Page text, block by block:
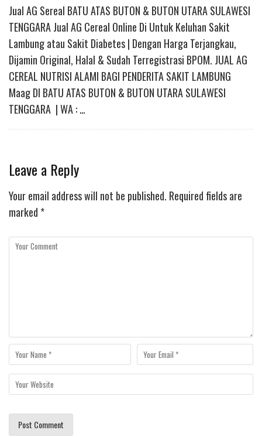
Jual AG Sereal BATU ATAS BUTON & BUTON UTARA SULAWESI
TENGGARA Jual AG Cereal Online Di Untuk Keluhan Sakit
Lambung atau Sakit Diabetes | Dengan Harga Terjangkau,
Dijamin Original, Halal & Sudah Terregistrasi BPOM. JUAL AG
CEREAL NUTRISI ALAMI BAGI PENDERITA SAKIT LAMBUNG
Maag DI BATU ATAS BUTON & BUTON UTARA SULAWESI
TENGGARA | WA : …
Leave a Reply
Your email address will not be published. Required fields are
marked *